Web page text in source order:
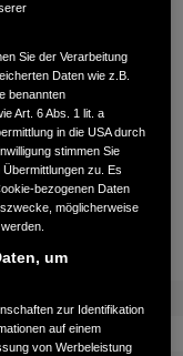
189,- €
TWIN*
Sie der Verarbeitung
Daten wie z.B.
benannten
Art. 6 Abs. 1 lit. a
in die USA durch
stimmen Sie
zu. Es
bezogenen Daten
möglicherweise
um
zur Identifikation
auf einem
von Werbeleistung